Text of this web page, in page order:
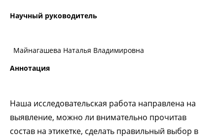
Научный руководитель
Майнагашева Наталья Владимировна
Аннотация
Наша исследовательская работа направлена на
выявление, можно ли внимательно прочитав
состав на этикетке, сделать правильный выбор в